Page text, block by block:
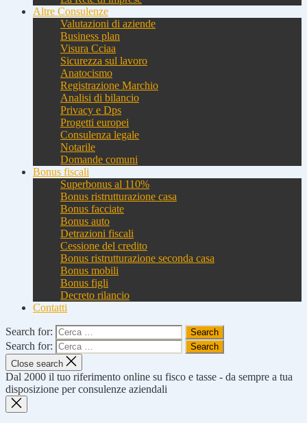
Altre Consulenze
Valutazioni di aziende
Business plan
Visura Cciaa
Sicurezza sul lavoro
Anatocismo
Registrazione Marchio
Analisi di bilancio
Privacy e Dps
Progetti europei
Consulenza legale
Notarile
Domande comuni
Bonus fiscali
Superbonus al 110%
Bonus ristrutturazione casa
Bonus facciate
Bonus auto
Detrazioni fiscali
Cessione del credito
Bonus ristrutturazione seconda casa
Bonus mobili
Bonus figli
Decreto rilancio
Contatti
Search for:
Search for:
Close search
Dal 2000 il tuo riferimento online su fisco e tasse - da sempre a tua
disposizione per consulenze aziendali